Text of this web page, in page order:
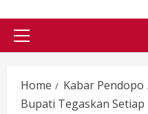
Primary
Home
Kabar Pendopo
Bupati Tegaskan